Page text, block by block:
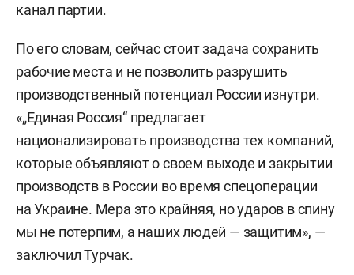
канал партии.
По его словам, сейчас стоит задача сохранить
рабочие места и не позволить разрушить
производственный потенциал России изнутри.
«„Единая Россия“ предлагает
национализировать производства тех компаний,
которые объявляют о своем выходе и закрытии
производств в России во время спецоперации
на Украине. Мера это крайняя, но ударов в спину
мы не потерпим, а наших людей — защитим», —
заключил Турчак.